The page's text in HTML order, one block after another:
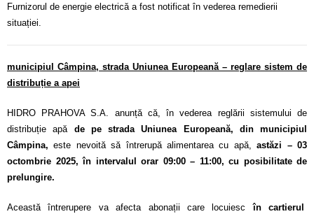
Furnizorul de energie electrică a fost notificat în vederea remedierii
situației.
municipiul Câmpina, strada Uniunea Europeană – reglare sistem de
distribuție a apei
HIDRO PRAHOVA S.A. anunță că, în vederea reglării sistemului de
distribuție apă de pe strada Uniunea Europeană, din municipiul
Câmpina,este nevoită să întrerupă alimentarea cu apă, astăzi – 03
octombrie 2025, în intervalul orar 09:00 – 11:00, cu posibilitate de
prelungire.
Această întrerupere va afecta abonații care locuiescîn cartierul